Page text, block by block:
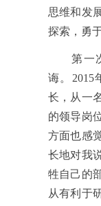
思维和发
探索，勇
第一
诲。 2015
长，从一
的领导岗
方面也感
长地对我
牲自己的
从有利于